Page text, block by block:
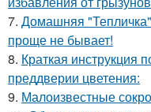
7. Домашняя
проще не бывает!
8. Краткая инструкция
преддверии цветения:
9. Малоизвестные